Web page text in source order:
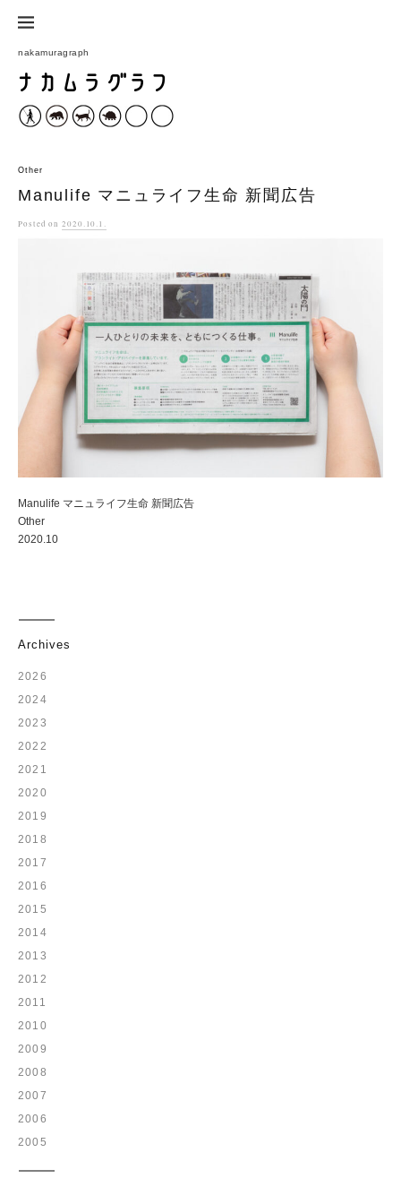
テ
ン
ツ
ッ
プ
nakamuragraph
Other
Manulife マニュライフ生命 新聞広告
Postedon2020.10.1.
Manulife マニュライフ生命 新聞広告
Other
2020.10
Archives
2026
2024
2023
2022
2021
2020
2019
2018
2017
2016
2015
2014
2013
2012
2011
2010
2009
2008
2007
2006
2005